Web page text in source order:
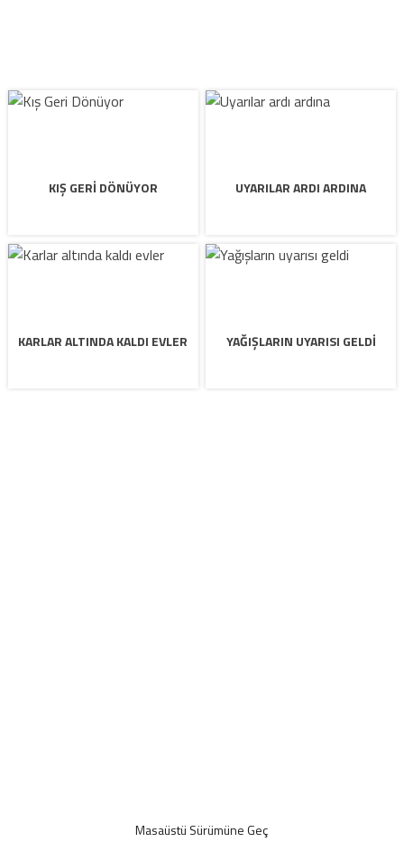
KIŞ GERI DÖNÜYOR UYARILAR ARDI ARDINA
KARLAR ALTINDA KALDI EVLER YAĞIŞLARIN UYARISI GELDI
Masaüstü Sürümüne Geç